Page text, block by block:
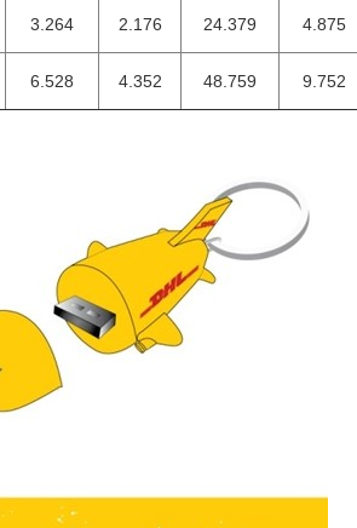
3.264 2.176 24.379 4.875
6.528 4.352 48.759 9.752